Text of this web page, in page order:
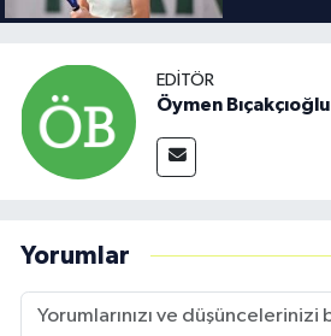
EDITÖR
Öymen Bıçakçıoğlu
Yorumlar